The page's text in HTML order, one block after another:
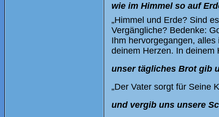
wie im Himmel so auf
„Himmel und Erde? Sind
Vergängliche? Bedenke:
Ihm hervorgegangen,
deinem Herzen. In deinem
unser tägliches Brot gib
„Der Vater sorgt für Seine
und vergib uns unsere